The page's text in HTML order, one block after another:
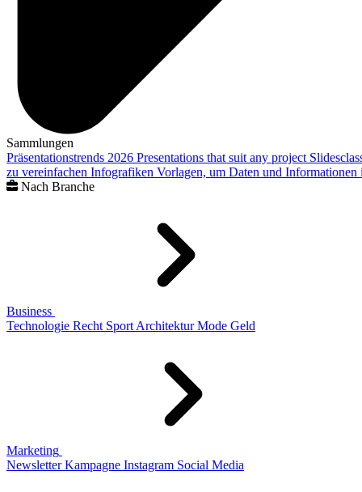
Sammlungen
Präsentationstrends 2026 Presentations that suit any project
zu vereinfachen Infografiken Vorlagen, um Daten und
Nach Branche
Business
Technologie Recht Sport Architektur Mode Geld
Marketing
Newsletter Kampagne Instagram Social Media